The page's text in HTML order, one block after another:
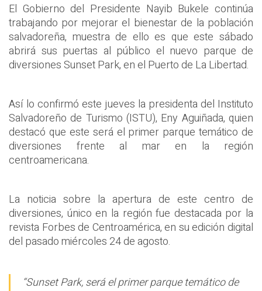
El Gobierno del Presidente Nayib Bukele continúa
trabajando por mejorar el bienestar de la población
salvadoreña, muestra de ello es que este sábado
abrirá sus puertas al público el nuevo parque de
diversiones Sunset Park, en el Puerto de La Libertad.
Así lo confirmó este jueves la presidenta del Instituto
Salvadoreño de Turismo (ISTU), Eny Aguiñada, quien
destacó que este será el primer parque temático de
diversiones frente al mar en la región
centroamericana.
La noticia sobre la apertura de este centro de
diversiones, único en la región fue destacada por la
revista Forbes de Centroamérica, en su edición digital
del pasado miércoles 24 de agosto.
“Sunset Park, será el primer parque temático de